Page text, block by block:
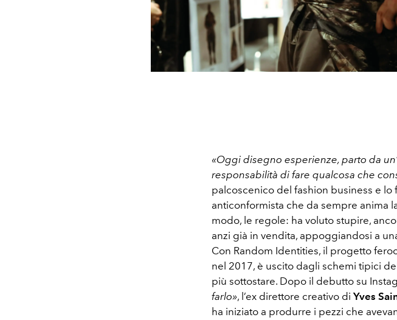
«Oggi disegno esperienze, parto da
responsabilità di fare qualcosa che
palcoscenico del fashion business e lo
anticonformista che da sempre anima
modo, le regole: ha voluto stupire,
anzi già in vendita, appoggiandosi a
Con Random Identities, il progetto
nel 2017, è uscito dagli schemi tipici
più sottostare. Dopo il debutto su
farlo», l’ex direttore creativo di Yves
ha iniziato a produrre i pezzi che